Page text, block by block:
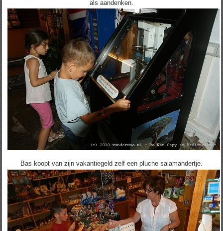
als aandenken.
Bas koopt van zijn vakantiegeld zelf een pluche salamandertje.